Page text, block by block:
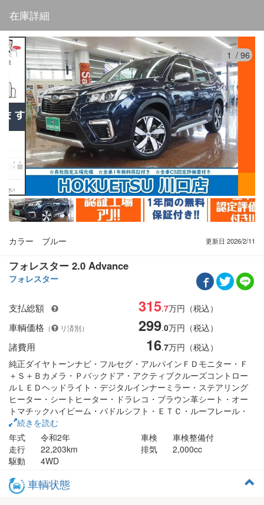
在庫詳細
1 / 96
カラー ブルー 更新日 2026/2/11
フォレスター 2.0 Advance
フォレスター
支払総額 315.7万円（税込）
車輌価格 （ リ済別） 299.0万円（税込）
諸費用 16.7万円（税込）
純正ダイヤトーンナビ・フルセグ・アルパインＦＤモニター・Ｆ
＋Ｓ＋Ｂカメラ・Ｐバックドア・アクティブクルーズコントロー
ルＬＥＤヘッドライト・デジタルインナーミラー・ステアリング
ヒーター・シートヒーター・ドラレコ・ブラウン革シート・オー
トマチックハイビーム・パドルシフト・ＥＴＣ・ルーフレール・
アイサイト・Ｘ－ＭＯＤＥ
続きを読む
年式
令和2年 車検
車検整備付
走行
22,203km 排気
2,000cc
駆動
4WD
車輌状態